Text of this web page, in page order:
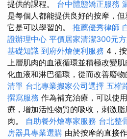
提供的課程。 台中體態矯正服務
是每個人都能提供良好的按摩，但
它是可以學習的。 推薦優秀律師
證辦理中心 平價居家清潔300元
基礎知識 到府外燴便利服務 4，
上層肌肉的血液循環並積極改變
化血液和淋巴循環，從而改善廢物
清單 台北專業搬家公司選擇 五權
撰寫服務 作為補充治療，可以使
療，增加活性物質的吸收，刺激
肉。 自助餐外燴專家服務 台北整
房器具專業選購 由於按摩的直接